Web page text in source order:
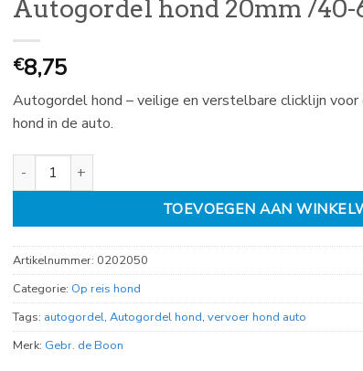
Autogordel hond 20mm /40-
€8,75
Autogordel hond – veilige en verstelbare clicklijn
hond in de auto.
Autogordel hond 20mm /40-60cm aantal
TOEVOEGEN AAN
Artikelnummer: 0202050
Categorie: Op reis hond
Tags: autogordel, Autogordel hond, vervoer hond auto
Merk: Gebr. de Boon